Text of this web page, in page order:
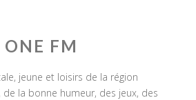
ONE FM
jeune et loisirs de la région
de la bonne humeur, des jeux, des